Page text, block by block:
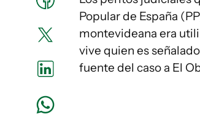
Popular de España
montevideana era
vive quien es
fuente del caso a El